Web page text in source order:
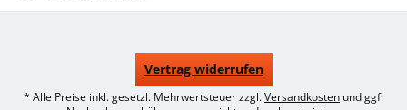
Vertrag widerrufen
* Alle Preise inkl. gesetzl. Mehrwertsteuer zzgl.Versandkosten und ggf.